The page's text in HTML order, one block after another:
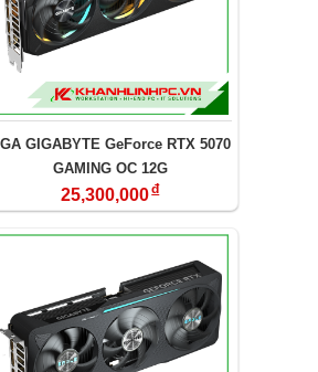
GIGABYTE GeForce RTX 5070
GAMING OC 12G
25,300,000đ